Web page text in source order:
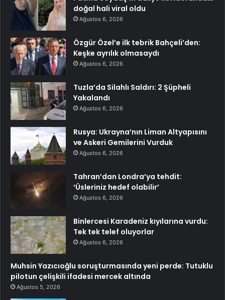
doğal hali viral oldu
Ağustos 6, 2026
Özgür Özel’e ilk tebrik Bahçeli’den:
Keşke ayrılık olmasaydı
Ağustos 6, 2026
Tuzla’da Silahlı Saldırı: 2 Şüpheli
Yakalandı
Ağustos 6, 2026
Rusya: Ukrayna’nın Liman Altyapısını
ve Askeri Gemilerini Vurduk
Ağustos 6, 2026
Tahran’dan Londra’ya tehdit:
‘Üsleriniz hedef olabilir’
Ağustos 6, 2026
Binlercesi Karadeniz kıyılarına vurdu:
Tek tek telef oluyorlar
Ağustos 6, 2026
Muhsin Yazıcıoğlu soruşturmasında yeni perde: Tutuklu
pilotun çelişkili ifadesi mercek altında
Ağustos 5, 2026